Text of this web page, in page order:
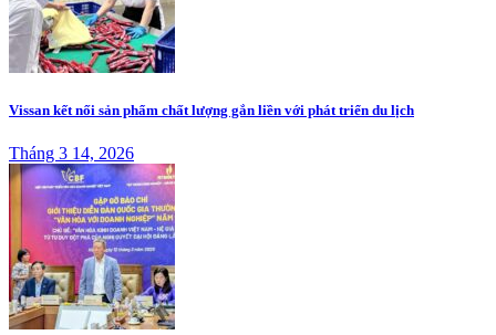
Vissan kết nối sản phẩm chất lượng gắn liền với phát triển du lịch
Tháng 3 14, 2026